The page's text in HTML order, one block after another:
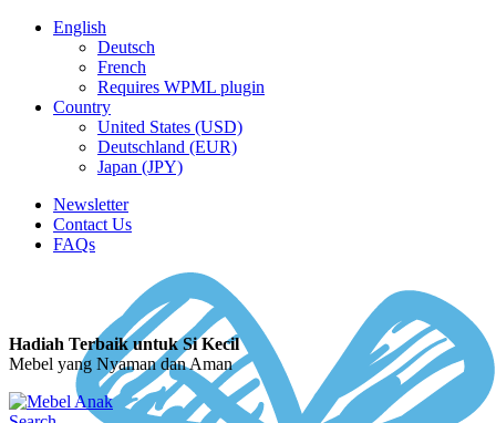
English
Deutsch
French
Requires WPML plugin
Country
United States (USD)
Deutschland (EUR)
Japan (JPY)
Newsletter
Contact Us
FAQs
Hadiah Terbaik untuk Si Kecil
Mebel yang Nyaman dan Aman